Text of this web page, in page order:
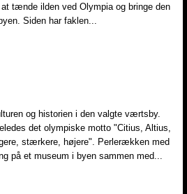
tænde ilden ved Olympia og bringe den
Siden har faklen...
og historien i den valgte værtsby.
det olympiske motto "Citius, Altius,
stærkere, højere". Perlerækken med
på et museum i byen sammen med...